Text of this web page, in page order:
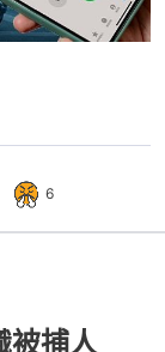
6
被捕人